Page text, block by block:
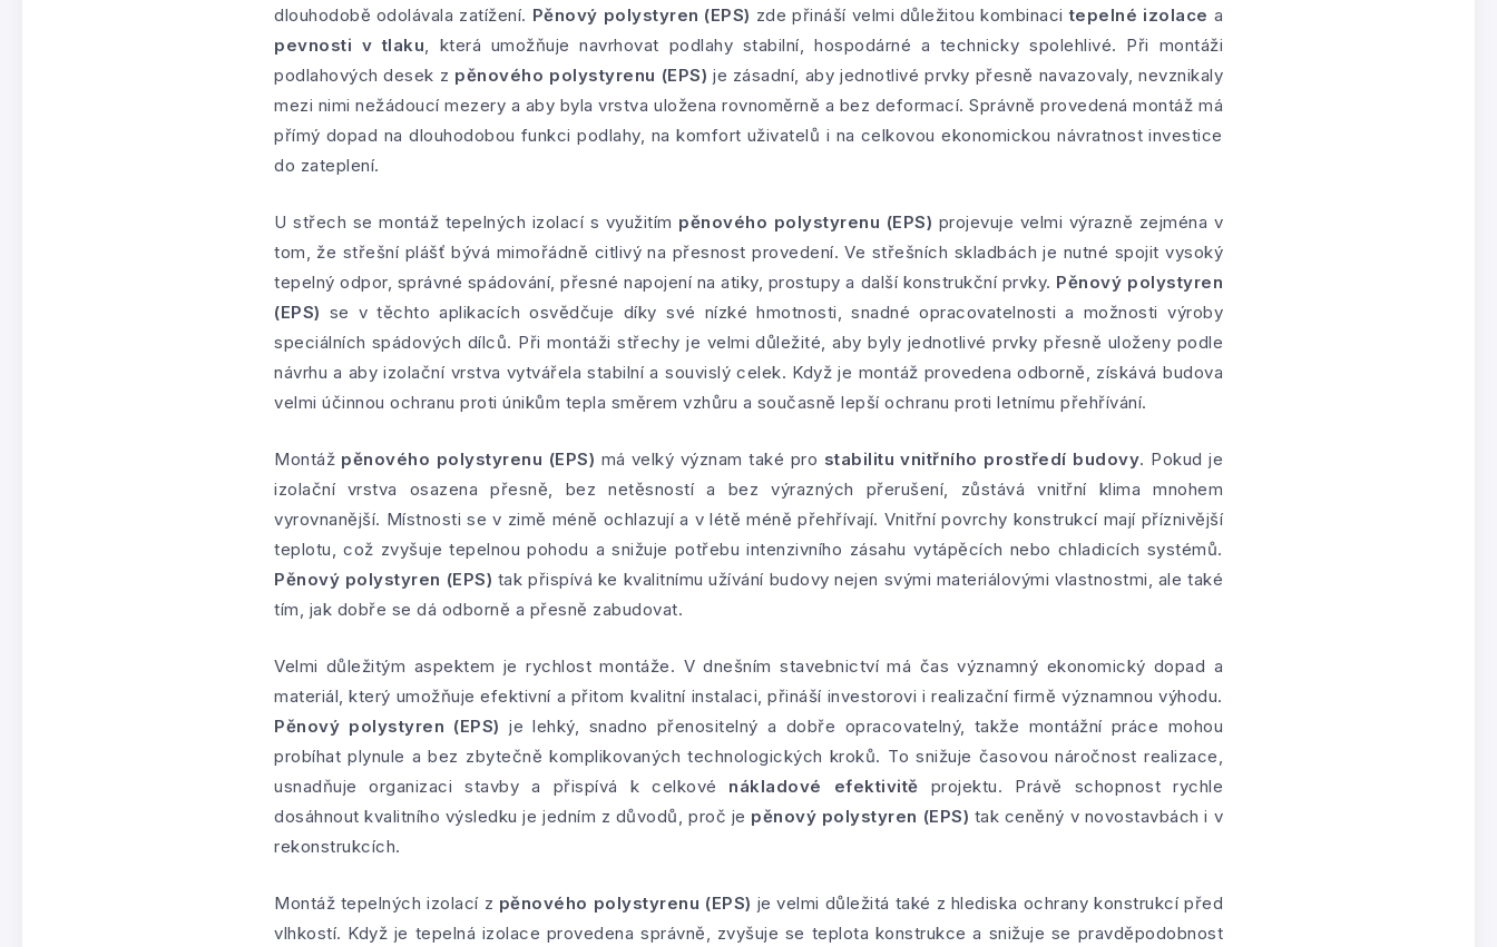
dlouhodobě odolávala zatížení. Pěnový polystyren (EPS) zde přináší velmi důležitou kombinacitepelné izolace a
pevnosti v tlaku, která umožňuje navrhovat podlahy stabilní, hospodárné a technicky spolehlivé. Při montáži
podlahových desek z pěnového polystyrenu (EPS) je zásadní, aby jednotlivé prvky přesně navazovaly, nevznikaly
mezi nimi nežádoucí mezery a aby byla vrstva uložena rovnoměrně a bez deformací. Správně provedená montáž má
přímý dopad na dlouhodobou funkci podlahy, na komfort uživatelů i na celkovou ekonomickou návratnost investice
do zateplení.
U střech se montáž tepelných izolací s využitím pěnového polystyrenu (EPS) projevuje velmi výrazně zejména v
tom, že střešní plášť bývá mimořádně citlivý na přesnost provedení. Ve střešních skladbách je nutné spojit vysoký
tepelný odpor, správné spádování, přesné napojení na atiky, prostupy a další konstrukční prvky. Pěnový polystyren
(EPS) se v těchto aplikacích osvědčuje díky své nízké hmotnosti, snadné opracovatelnosti a možnosti výroby
speciálních spádových dílců. Při montáži střechy je velmi důležité, aby byly jednotlivé prvky přesně uloženy podle
návrhu a aby izolační vrstva vytvářela stabilní a souvislý celek. Když je montáž provedena odborně, získává budova
velmi účinnou ochranu proti únikům tepla směrem vzhůru a současně lepší ochranu proti letnímu přehřívání.
Montáž pěnového polystyrenu (EPS) má velký význam také pro stabilitu vnitřního prostředí budovy. Pokud je
izolační vrstva osazena přesně, bez netěsností a bez výrazných přerušení, zůstává vnitřní klima mnohem
vyrovnanější. Místnosti se v zimě méně ochlazují a v létě méně přehřívají. Vnitřní povrchy konstrukcí mají příznivější
teplotu, což zvyšuje tepelnou pohodu a snižuje potřebu intenzivního zásahu vytápěcích nebo chladicích systémů.
Pěnový polystyren (EPS) tak přispívá ke kvalitnímu užívání budovy nejen svými materiálovými vlastnostmi, ale také
tím, jak dobře se dá odborně a přesně zabudovat.
Velmi důležitým aspektem je rychlost montáže. V dnešním stavebnictví má čas významný ekonomický dopad a
materiál, který umožňuje efektivní a přitom kvalitní instalaci, přináší investorovi i realizační firmě významnou výhodu.
Pěnový polystyren (EPS) je lehký, snadno přenositelný a dobře opracovatelný, takže montážní práce mohou
probíhat plynule a bez zbytečně komplikovaných technologických kroků. To snižuje časovou náročnost realizace,
usnadňuje organizaci stavby a přispívá k celkové nákladové efektivitě projektu. Právě schopnost rychle
dosáhnout kvalitního výsledku je jedním z důvodů, proč je pěnový polystyren (EPS) tak ceněný v novostavbách i v
rekonstrukcích.
Montáž tepelných izolací z pěnového polystyrenu (EPS) je velmi důležitá také z hlediska ochrany konstrukcí před
vlhkostí. Když je tepelná izolace provedena správně, zvyšuje se teplota konstrukce a snižuje se pravděpodobnost